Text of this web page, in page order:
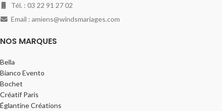
Tél. : 03 22 91 27 02
Email : amiens@windsmariages.com
NOS MARQUES
Bella
Bianco Evento
Bochet
Créatif Paris
Églantine Créations